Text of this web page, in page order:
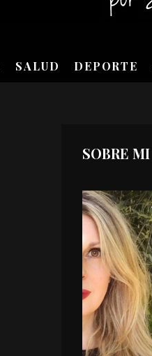
SALUD DEPORTE
SOBRE MI